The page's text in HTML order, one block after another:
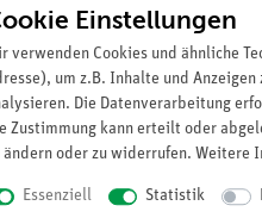
Einstellungen
verwenden Cookies und ähnliche
um z.B. Inhalte und
Die Datenverarbeitung
Zustimmung kann erteilt oder
ändern oder zu widerrufen. Weitere
Essenziell Statistik